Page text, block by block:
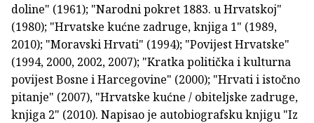
doline" (1961); "Narodni pokret 1883. u Hrvatskoj"
(1980); "Hrvatske kućne zadruge, knjiga 1" (1989,
2010); "Moravski Hrvati" (1994); "Povijest Hrvatske"
(1994, 2000, 2002, 2007); "Kratka politička i kulturna
povijest Bosne i Harcegovine" (2000); "Hrvati i istočno
pitanje" (2007), "Hrvatske kućne / obiteljske zadruge,
knjiga 2" (2010). Napisao je autobiografsku knjigu "Iz